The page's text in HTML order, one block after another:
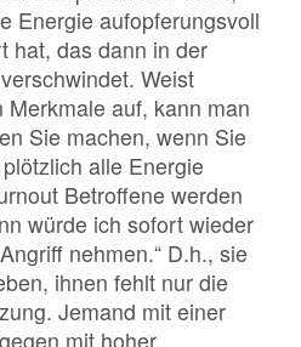
Energie aufopferungsvoll
hat, das dann in der
Weist
auf, kann man
Sie machen, wenn Sie
alle Energie
Betroffene werden
würde ich sofort wieder
nehmen.“ D.h., sie
ihnen fehlt nur die
Jemand mit einer
mit hoher